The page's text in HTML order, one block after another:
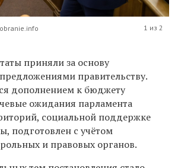
1 из 2
приняли за основу
правительству.
дополнением к бюджету
ожидания парламента
социальной поддержке
подготовлен с учётом
и правовых органов.